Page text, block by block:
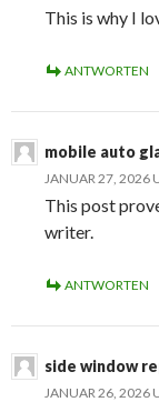
This is why I
ANTWORTEN
mobile auto
JANUAR 27, 2026
This post
writer.
ANTWORTEN
side window
JANUAR 26, 2026